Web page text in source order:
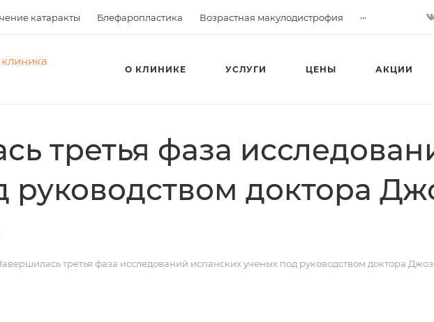
катаракты Блефаропластика Возрастная макулодистрофия ...
О КЛИНИКЕ УСЛУГИ ЦЕНЫ АКЦИИ
третья фаза
руководством доктора
третья фаза исследований испанских ученых под руководством доктора